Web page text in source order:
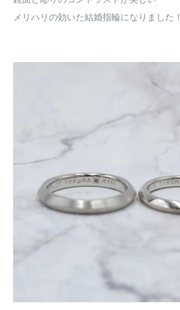
メリハリの効いた結婚指輪になりました！